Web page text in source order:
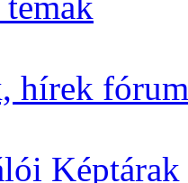
hírek
Képtárak